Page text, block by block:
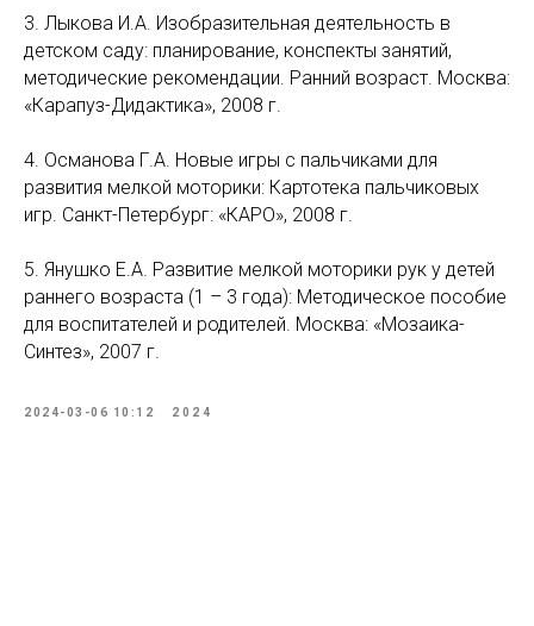
3. Лыкова И.А. Изобразительная деятельность в
детском саду: планирование, конспекты занятий,
методические рекомендации. Ранний возраст. Москва:
«Карапуз-Дидактика», 2008 г.
4. Османова Г.А. Новые игры с пальчиками для
развития мелкой моторики: Картотека пальчиковых
игр. Санкт-Петербург: «КАРО», 2008 г.
5. Янушко Е.А. Развитие мелкой моторики рук у детей
раннего возраста (1 – 3 года): Методическое пособие
для воспитателей и родителей. Москва: «Мозаика-
Синтез», 2007 г.
2024-03-06 10:12 2024